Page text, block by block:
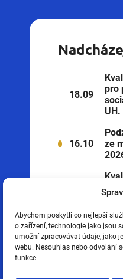
Abychom poskytli co nejlepší
o zařízení, technologie jako jsou
umožní zpracovávat údaje, jako
webu. Nesouhlas nebo odvolání
funkce.
18.09
pro
UH.
16.10
ze
pro
UH.
Zobrazit